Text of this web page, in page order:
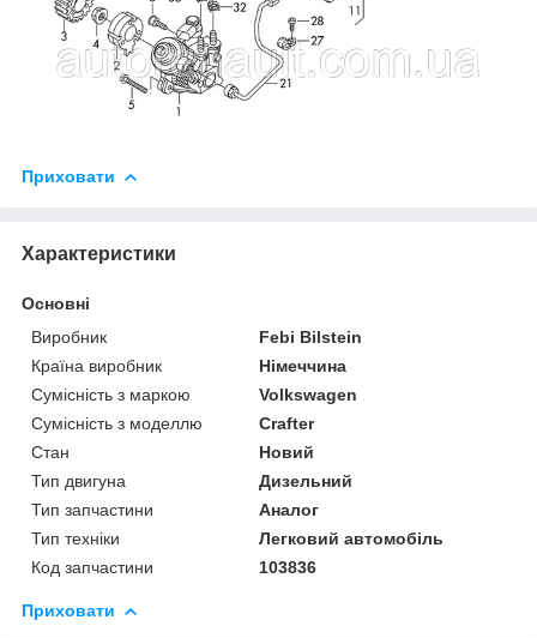
Приховати
Характеристики
Основні
Виробник
Febi Bilstein
Країна виробник
Німеччина
Сумісність з маркою
Volkswagen
Сумісність з моделлю
Crafter
Стан
Новий
Тип двигуна
Дизельний
Тип запчастини
Аналог
Тип техніки
Легковий автомобіль
Код запчастини
103836
Приховати